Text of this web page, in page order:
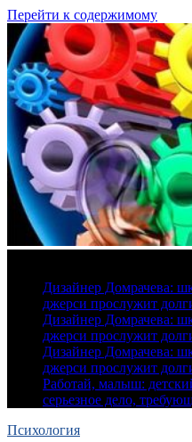
Перейти к содержимому
Дизайнер Домрачева:
джерси прослужит
Дизайнер Домрачева:
джерси прослужит
Дизайнер Домрачева:
джерси прослужит
Работай, малыш:
серьезное дело,
Психология